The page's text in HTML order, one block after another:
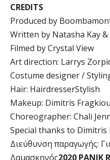
CREDITS
Produced by
Written by Natasha Kay
Filmed by Crystal View
Art direction: Larrys
Costume designer /
Hair: HairdresserStylish
Makeup: Dimitris
Choreographer: Chali
Special thanks to
Διεύθυνση παραγωγής:
Δαμασκηνός2020 PANIK